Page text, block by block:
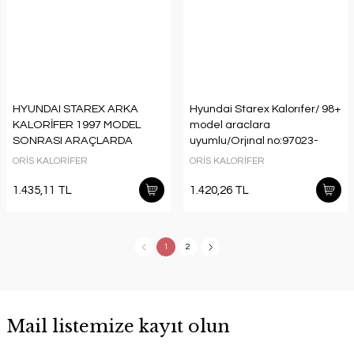
HYUNDAI STAREX ARKA
KALORİFER 1997 MODEL
SONRASI ARAÇLARDA
UYUMLUDUR. ORJİNAL
ORİS KALORİFER
1.435,11 TL
Hyundai Starex Kalorıfer/ 98+
model araclara
uyumlu/Orjınal no:97023-
4A000
ORİS KALORİFER
1.420,26 TL
1 2
Mail listemize kayıt olun